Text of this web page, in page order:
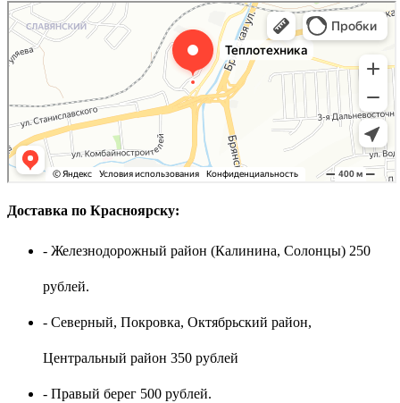
Доставка по Красноярску:
- Железнодорожный район (Калинина, Солонцы) 250
рублей.
- Северный, Покровка, Октябрьский район,
Центральный район 350 рублей
- Правый берег 500 рублей.